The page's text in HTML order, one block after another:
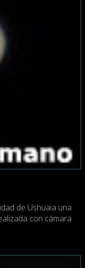
de Ushuaia una
con cámara